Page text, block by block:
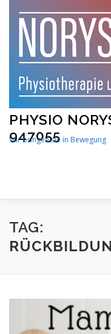
Skip
content
PHYSIO
947055
Wir bringen sie in Bewegung
STARTSEITE
TAG: